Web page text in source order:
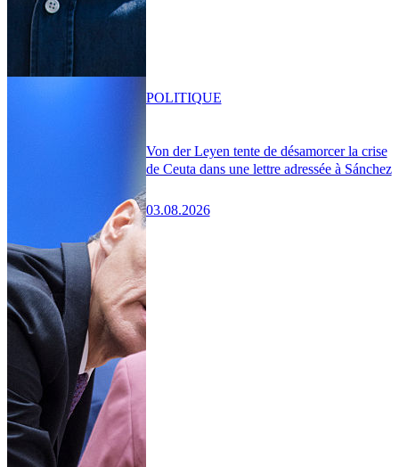
Von der Leyen tente de désamorcer la crise
de Ceuta dans une lettre adressée à Sánchez
03.08.2026
POLITIQUE